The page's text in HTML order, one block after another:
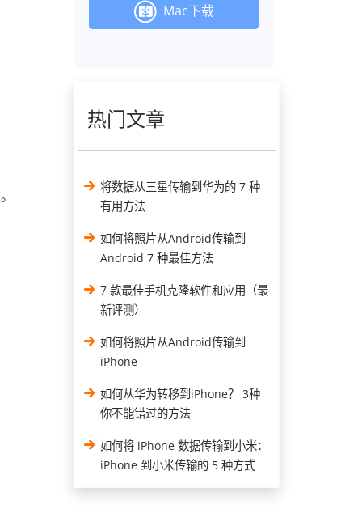
Mac下载
热门文章
将数据从三星传输到华为的 7 种
有用方法
如何将照片从Android传输到
Android 7 种最佳方法
7 款最佳手机克隆软件和应用（最
新评测）
如何将照片从Android传输到
iPhone
如何从华为转移到iPhone？ 3种
你不能错过的方法
如何将 iPhone 数据传输到小米：
iPhone 到小米传输的 5 种方式